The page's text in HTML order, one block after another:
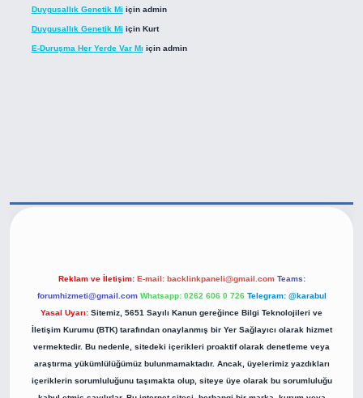
Duygusallık Genetik Mi için admin
Duygusallık Genetik Mi için Kurt
E-Duruşma Her Yerde Var Mı için admin
Reklam ve İletişim: E-mail: backlinkpaneli@gmail.com Teams:
forumhizmeti@gmail.com Whatsapp: 0262 606 0 726 Telegram: @karabul
Yasal Uyarı: Sitemiz, 5651 Sayılı Kanun gereğince Bilgi Teknolojileri ve
İletişim Kurumu (BTK) tarafından onaylanmış bir Yer Sağlayıcı olarak hizmet
vermektedir. Bu nedenle, sitedeki içerikleri proaktif olarak denetleme veya
araştırma yükümlülüğümüz bulunmamaktadır. Ancak, üyelerimiz yazdıkları
içeriklerin sorumluluğunu taşımakta olup, siteye üye olarak bu sorumluluğu